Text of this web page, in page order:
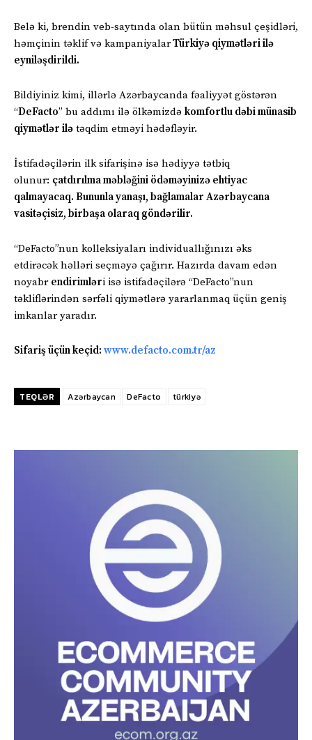
Belə ki, brendin veb-saytında olan bütün məhsul çeşidləri,
həmçinin təklif və kampaniyalarTürkiyə qiymətləri ilə
eyniləşdirildi.
Bildiyiniz kimi, illərlə Azərbaycanda fəaliyyət göstərən
“DeFacto” bu addımı ilə ölkəmizdə komfortlu dəbi münasib
qiymətlər ilə təqdim etməyi hədəfləyir.
İstifadəçilərin ilk sifarişinə isə hədiyyə tətbiq
olunur: çatdırılma məbləğini ödəməyinizə ehtiyac
qalmayacaq. Bununla yanaşı, bağlamalar Azərbaycana
vasitəçisiz, birbaşa olaraq göndərilir.
“DeFacto”nun kolleksiyaları individuallığınızı əks
etdirəcək həlləri seçməyə çağırır. Hazırda davam edən
noyabr endirimləri isə istifadəçilərə “DeFacto”nun
təkliflərindən sərfəli qiymətlərə yararlanmaq üçün geniş
imkanlar yaradır.
Sifariş üçün keçid: www.defacto.com.tr/az
TEQLƏR Azərbaycan DeFacto türkiyə